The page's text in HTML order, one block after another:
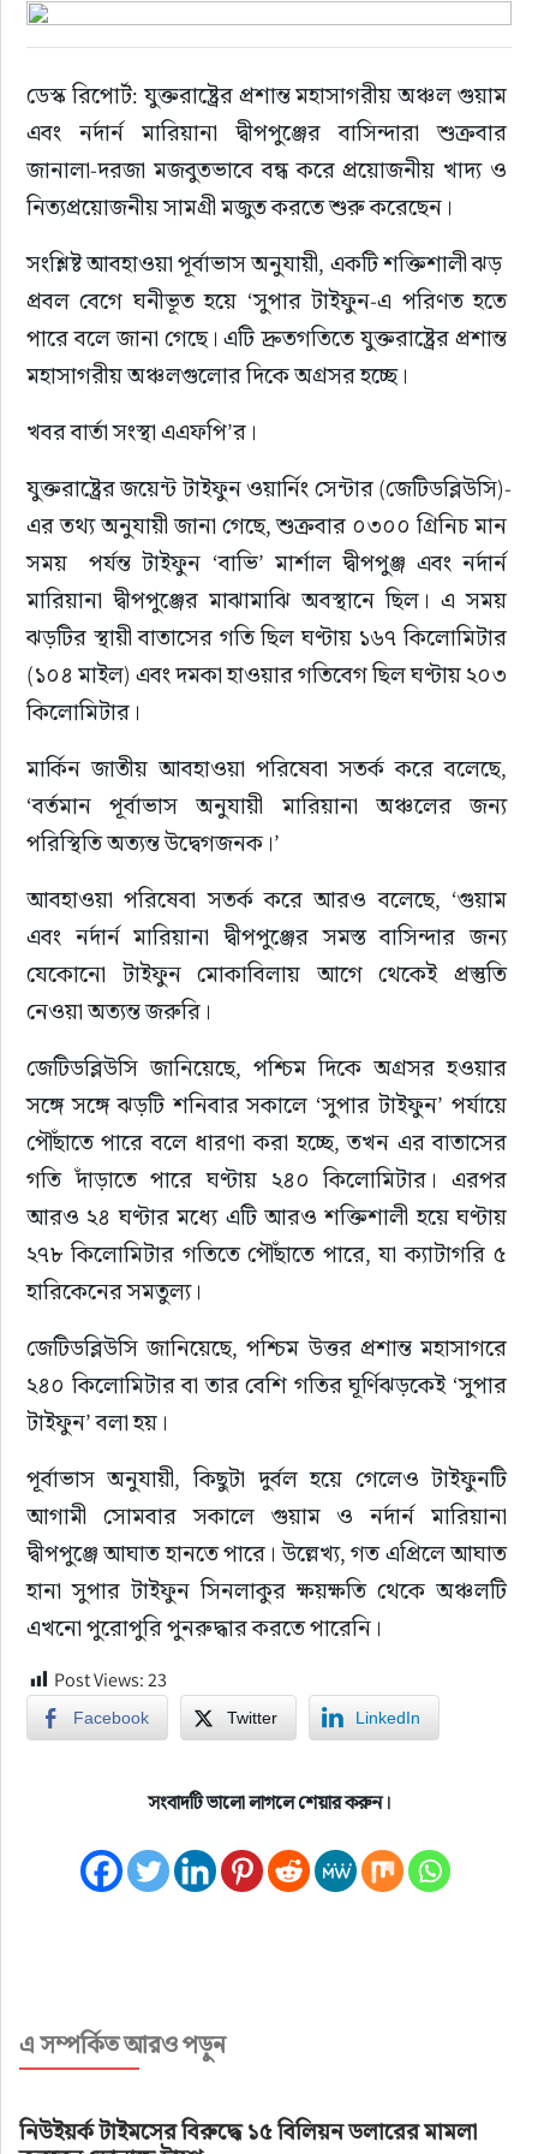
ইউরোপ
জাতীয়
তারুণ্য
সময়ের প্রলাপ
ডেস্ক রিপোর্ট: যুক্তরাষ্ট্রের প্রশান্ত মহাসাগরীয় অঞ্চল গুয়াম
এবং নর্দার্ন মারিয়ানা দ্বীপপুঞ্জের বাসিন্দারা শুক্রবার
জানালা-দরজা মজবুতভাবে বন্ধ করে প্রয়োজনীয় খাদ্য ও
নিত্যপ্রয়োজনীয় সামগ্রী মজুত করতে শুরু করেছেন।
সংশ্লিষ্ট আবহাওয়া পূর্বাভাস অনুযায়ী, একটি শক্তিশালী ঝড়
প্রবল বেগে ঘনীভূত হয়ে ‘সুপার টাইফুন-এ পরিণত হতে
পারে বলে জানা গেছে। এটি দ্রুতগতিতে যুক্তরাষ্ট্রের প্রশান্ত
মহাসাগরীয় অঞ্চলগুলোর দিকে অগ্রসর হচ্ছে।
খবর বার্তা সংস্থা এএফপি’র।
যুক্তরাষ্ট্রের জয়েন্ট টাইফুন ওয়ার্নিং সেন্টার (জেটিডব্লিউসি)-
এর তথ্য অনুযায়ী জানা গেছে, শুক্রবার ০৩০০ গ্রিনিচ মান
সময়  পর্যন্ত টাইফুন ‘বাভি’ মার্শাল দ্বীপপুঞ্জ এবং নর্দার্ন
মারিয়ানা দ্বীপপুঞ্জের মাঝামাঝি অবস্থানে ছিল। এ সময়
ঝড়টির স্থায়ী বাতাসের গতি ছিল ঘণ্টায় ১৬৭ কিলোমিটার
(১০৪ মাইল) এবং দমকা হাওয়ার গতিবেগ ছিল ঘণ্টায় ২০৩
কিলোমিটার।
মার্কিন জাতীয় আবহাওয়া পরিষেবা সতর্ক করে বলেছে,
‘বর্তমান পূর্বাভাস অনুযায়ী মারিয়ানা অঞ্চলের জন্য
পরিস্থিতি অত্যন্ত উদ্বেগজনক।’
আবহাওয়া পরিষেবা সতর্ক করে আরও বলেছে, ‘গুয়াম
এবং নর্দার্ন মারিয়ানা দ্বীপপুঞ্জের সমস্ত বাসিন্দার জন্য
যেকোনো টাইফুন মোকাবিলায় আগে থেকেই প্রস্তুতি
নেওয়া অত্যন্ত জরুরি।
জেটিডব্লিউসি জানিয়েছে, পশ্চিম দিকে অগ্রসর হওয়ার
সঙ্গে সঙ্গে ঝড়টি শনিবার সকালে ‘সুপার টাইফুন’ পর্যায়ে
পৌঁছাতে পারে বলে ধারণা করা হচ্ছে, তখন এর বাতাসের
গতি দাঁড়াতে পারে ঘণ্টায় ২৪০ কিলোমিটার। এরপর
আরও ২৪ ঘণ্টার মধ্যে এটি আরও শক্তিশালী হয়ে ঘণ্টায়
২৭৮ কিলোমিটার গতিতে পৌঁছাতে পারে, যা ক্যাটাগরি ৫
হারিকেনের সমতুল্য।
জেটিডব্লিউসি জানিয়েছে, পশ্চিম উত্তর প্রশান্ত মহাসাগরে
২৪০ কিলোমিটার বা তার বেশি গতির ঘূর্ণিঝড়কেই ‘সুপার
টাইফুন’ বলা হয়।
পূর্বাভাস অনুযায়ী, কিছুটা দুর্বল হয়ে গেলেও টাইফুনটি
আগামী সোমবার সকালে গুয়াম ও নর্দার্ন মারিয়ানা
দ্বীপপুঞ্জে আঘাত হানতে পারে। উল্লেখ্য, গত এপ্রিলে আঘাত
হানা সুপার টাইফুন সিনলাকুর ক্ষয়ক্ষতি থেকে অঞ্চলটি
এখনো পুরোপুরি পুনরুদ্ধার করতে পারেনি।
Post Views:23
Facebook Twitter LinkedIn
সংবাদটি ভালো লাগলে শেয়ার করুন।
এ সম্পর্কিত আরও পড়ুন
নিউইয়র্ক টাইমসের বিরুদ্ধে ১৫ বিলিয়ন ডলারের মামলা